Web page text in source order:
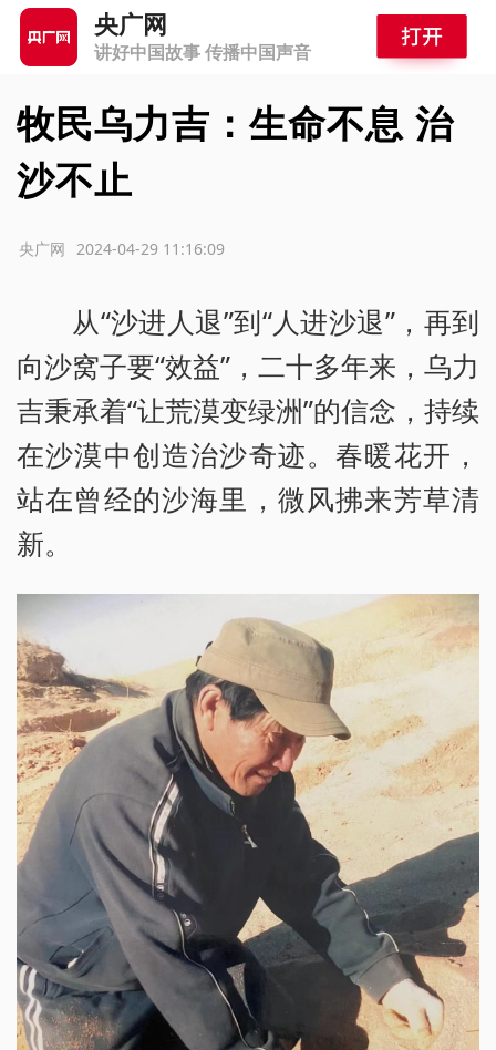
央广网
讲好中国故事 传播中国声音
牧民乌力吉：生命不息 治
沙不止
2024-04-29 11:16:09
央广网
从“沙进人退”到“人进沙退”，再到
向沙窝子要“效益”，二十多年来，乌力
吉秉承着“让荒漠变绿洲”的信念，持续
在沙漠中创造治沙奇迹。春暖花开，
站在曾经的沙海里，微风拂来芳草清
新。